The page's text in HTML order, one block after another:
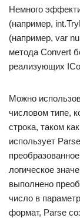
Немного
(например,
(например, var
метода Convert
реализующих
Можно
числовом типе,
строка, таком
использует
логическое
выполнено
число в
формат, Parse